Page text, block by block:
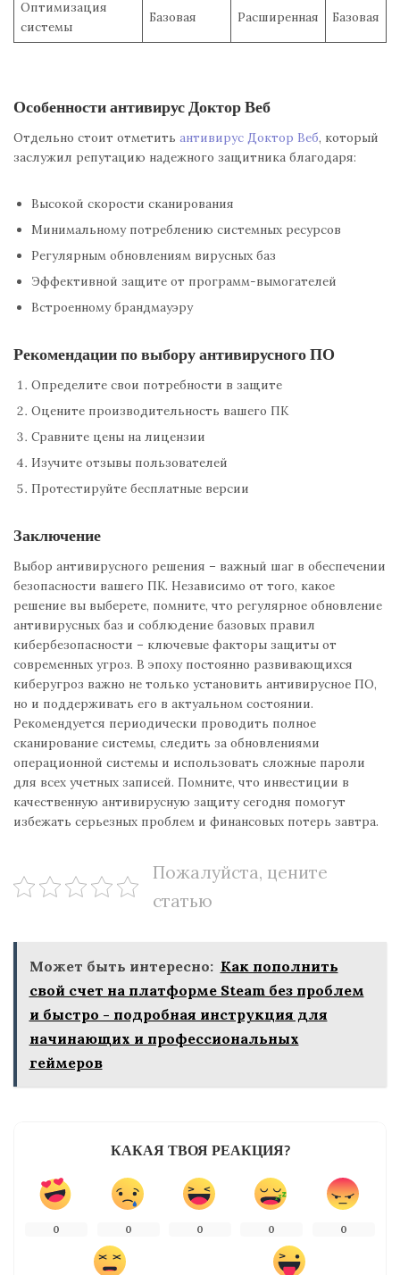
Оптимизация
системы
Базовая Расширенная Базовая
Особенности антивирус Доктор Веб
Отдельно стоит отметить антивирус Доктор Веб, который
заслужил репутацию надежного защитника благодаря:
Высокой скорости сканирования
Минимальному потреблению системных ресурсов
Регулярным обновлениям вирусных баз
Эффективной защите от программ-вымогателей
Встроенному брандмауэру
Рекомендации по выбору антивирусного ПО
Определите свои потребности в защите
Оцените производительность вашего ПК
Сравните цены на лицензии
Изучите отзывы пользователей
Протестируйте бесплатные версии
Заключение
Выбор антивирусного решения – важный шаг в обеспечении
безопасности вашего ПК. Независимо от того, какое
решение вы выберете, помните, что регулярное обновление
антивирусных баз и соблюдение базовых правил
кибербезопасности – ключевые факторы защиты от
современных угроз. В эпоху постоянно развивающихся
киберугроз важно не только установить антивирусное ПО,
но и поддерживать его в актуальном состоянии.
Рекомендуется периодически проводить полное
сканирование системы, следить за обновлениями
операционной системы и использовать сложные пароли
для всех учетных записей. Помните, что инвестиции в
качественную антивирусную защиту сегодня помогут
избежать серьезных проблем и финансовых потерь завтра.
Пожалуйста, цените
статью
Может быть интересно: Как пополнить
свой счет на платформе Steam без проблем
и быстро - подробная инструкция для
начинающих и профессиональных
геймеров
КАКАЯ ТВОЯ РЕАКЦИЯ?
0 0 0 0 0